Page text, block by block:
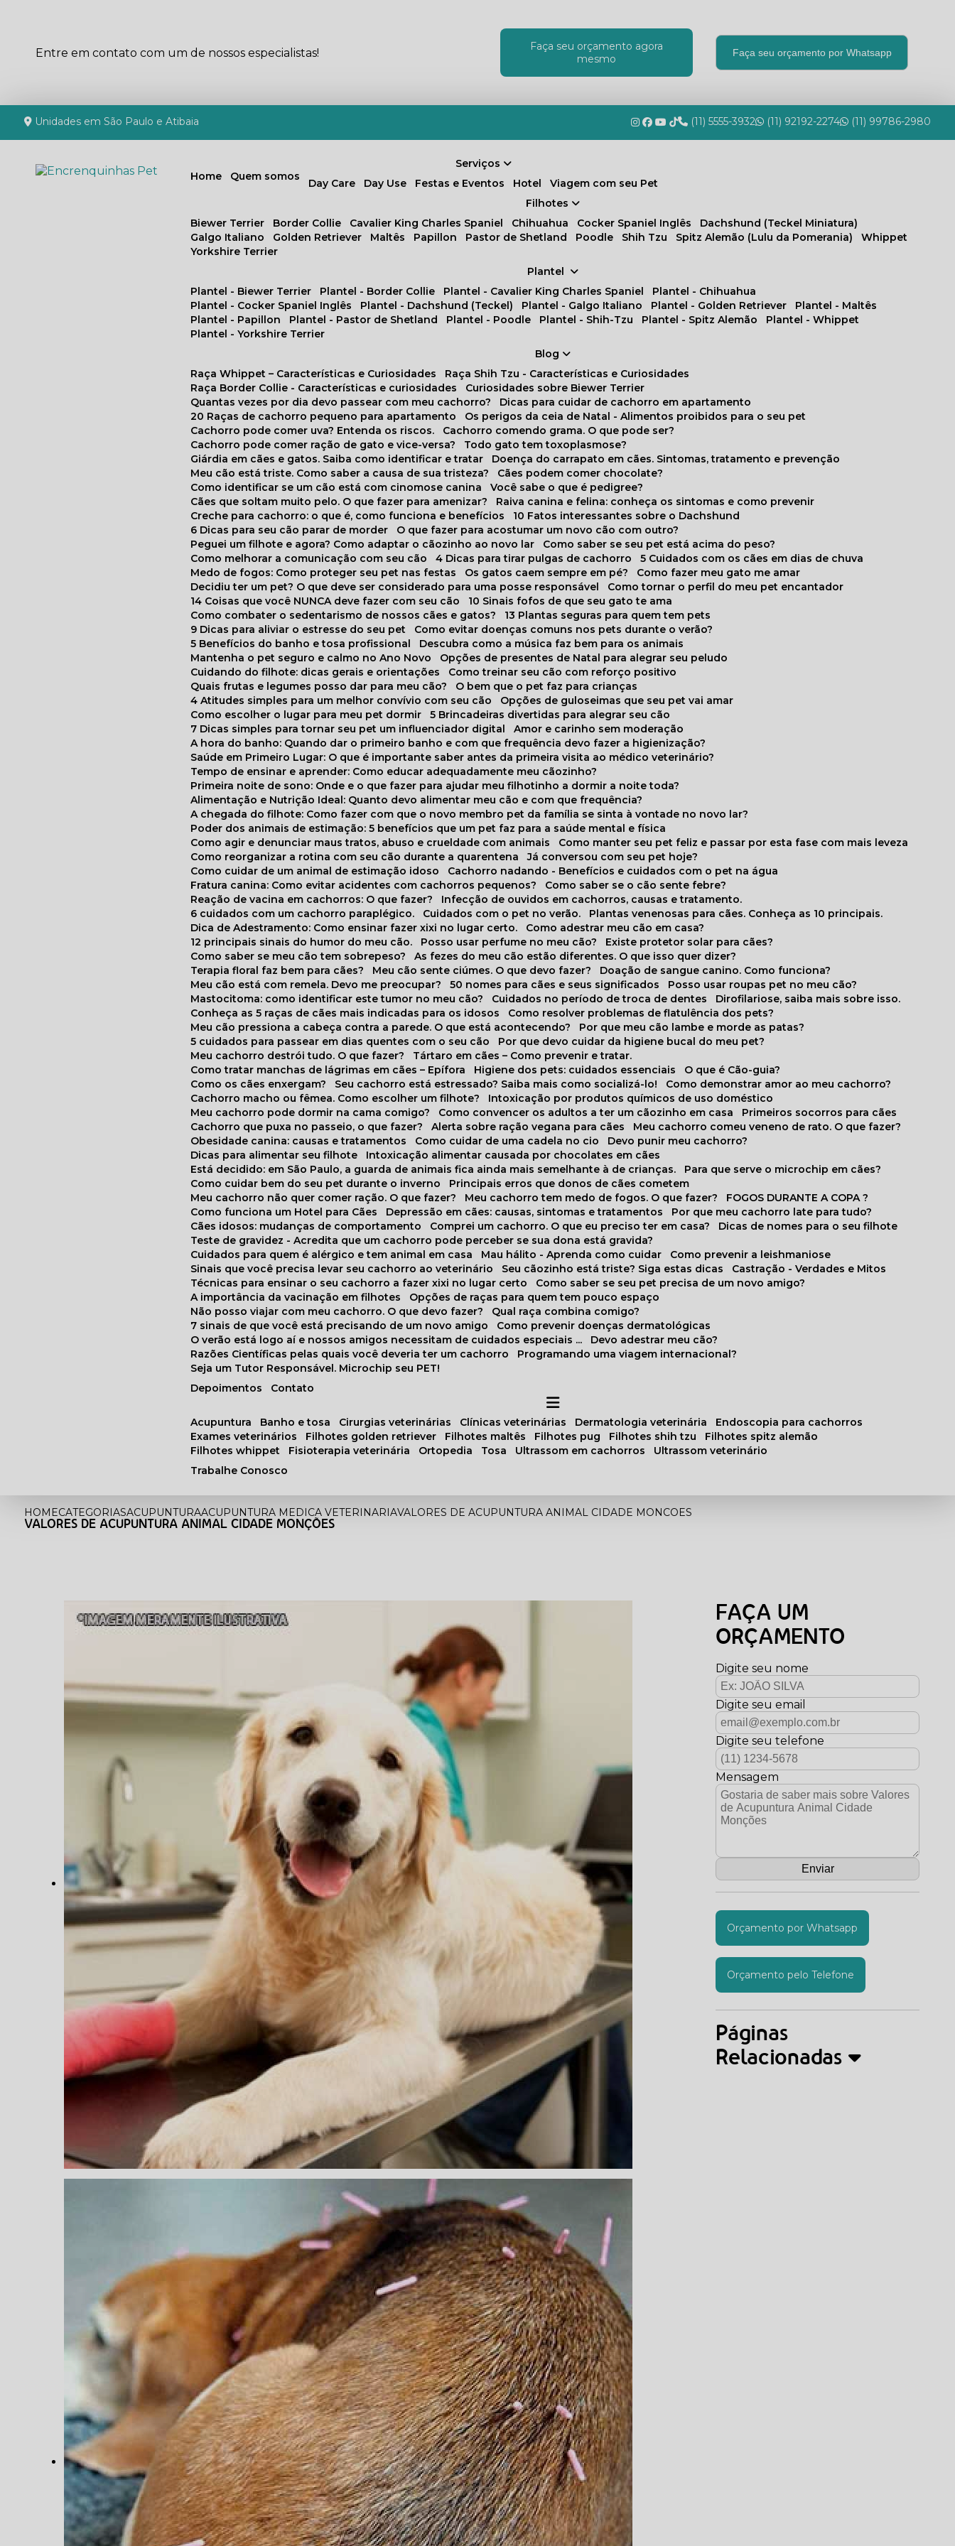
Entre em contato com um de nossos especialistas!
Faça seu orçamento agora
mesmo
Faça seu orçamento por Whatsapp
Unidades em São Paulo e Atibaia (11) 5555-3932 (11) 92192-2274 (11) 99786-2980
Home Quem somos
Depoimentos
Plantel
Plantel - Biewer Terrier
Plantel - Border Collie Plantel - Cavalier King Charles Spaniel
Plantel - Chihuahua
Plantel - Cocker Spaniel Inglês
Plantel - Dachshund (Teckel) Plantel - Galgo Italiano Plantel - Golden Retriever
Plantel - Maltês
Plantel - Papillon
Plantel - Pastor de Shetland Plantel - Poodle Plantel - Shih-Tzu Plantel - Spitz Alemão
Plantel - Whippet
Plantel - Yorkshire Terrier
Blog
Raça Whippet – Características e Curiosidades
Raça Shih Tzu - Características e Curiosidades
Raça Border Collie - Características e curiosidades
Curiosidades sobre Biewer Terrier
Quantas vezes por dia devo passear com meu cachorro?
Dicas para cuidar de cachorro em apartamento
20 Raças de cachorro pequeno para apartamento
Os perigos da ceia de Natal - Alimentos proibidos para o seu pet
Cachorro pode comer uva? Entenda os riscos.
Cachorro comendo grama. O que pode ser?
Cachorro pode comer ração de gato e vice-versa?
Todo gato tem toxoplasmose?
Giárdia em cães e gatos. Saiba como identificar e tratar
Doença do carrapato em cães. Sintomas, tratamento e prevenção
Meu cão está triste. Como saber a causa de sua tristeza?
Cães podem comer chocolate?
Como identificar se um cão está com cinomose canina
Você sabe o que é pedigree?
Cães que soltam muito pelo. O que fazer para amenizar?
Raiva canina e felina: conheça os sintomas e como prevenir
Creche para cachorro: o que é, como funciona e benefícios
10 Fatos interessantes sobre o Dachshund
6 Dicas para seu cão parar de morder
O que fazer para acostumar um novo cão com outro?
Peguei um filhote e agora? Como adaptar o cãozinho ao novo lar
Como saber se seu pet está acima do peso?
Como melhorar a comunicação com seu cão
4 Dicas para tirar pulgas de cachorro
5 Cuidados com os cães em dias de chuva
Medo de fogos: Como proteger seu pet nas festas
Os gatos caem sempre em pé?
Como fazer meu gato me amar
Decidiu ter um pet? O que deve ser considerado para uma posse responsável
Como tornar o perfil do meu pet encantador
14 Coisas que você NUNCA deve fazer com seu cão
10 Sinais fofos de que seu gato te ama
Como combater o sedentarismo de nossos cães e gatos?
13 Plantas seguras para quem tem pets
9 Dicas para aliviar o estresse do seu pet
Como evitar doenças comuns nos pets durante o verão?
5 Benefícios do banho e tosa profissional
Descubra como a música faz bem para os animais
Mantenha o pet seguro e calmo no Ano Novo
Opções de presentes de Natal para alegrar seu peludo
Cuidando do filhote: dicas gerais e orientações
Como treinar seu cão com reforço positivo
Quais frutas e legumes posso dar para meu cão?
O bem que o pet faz para crianças
4 Atitudes simples para um melhor convívio com seu cão
Opções de guloseimas que seu pet vai amar
Como escolher o lugar para meu pet dormir
5 Brincadeiras divertidas para alegrar seu cão
7 Dicas simples para tornar seu pet um influenciador digital
Amor e carinho sem moderação
A hora do banho: Quando dar o primeiro banho e com que frequência devo fazer a higienização?
Saúde em Primeiro Lugar: O que é importante saber antes da primeira visita ao médico veterinário?
Tempo de ensinar e aprender: Como educar adequadamente meu cãozinho?
Primeira noite de sono: Onde e o que fazer para ajudar meu filhotinho a dormir a noite toda?
Alimentação e Nutrição Ideal: Quanto devo alimentar meu cão e com que frequência?
A chegada do filhote: Como fazer com que o novo membro pet da família se sinta à vontade no novo lar?
Poder dos animais de estimação: 5 benefícios que um pet faz para a saúde mental e física
Como agir e denunciar maus tratos, abuso e crueldade com animais
Como manter seu pet feliz e passar por esta fase com mais leveza
Como reorganizar a rotina com seu cão durante a quarentena
Já conversou com seu pet hoje?
Como cuidar de um animal de estimação idoso
Cachorro nadando - Benefícios e cuidados com o pet na água
Fratura canina: Como evitar acidentes com cachorros pequenos?
Como saber se o cão sente febre?
Reação de vacina em cachorros: O que fazer?
Infecção de ouvidos em cachorros, causas e tratamento.
6 cuidados com um cachorro paraplégico.
Cuidados com o pet no verão.
Plantas venenosas para cães. Conheça as 10 principais.
Dica de Adestramento: Como ensinar fazer xixi no lugar certo.
Como adestrar meu cão em casa?
12 principais sinais do humor do meu cão.
Posso usar perfume no meu cão?
Existe protetor solar para cães?
Como saber se meu cão tem sobrepeso?
As fezes do meu cão estão diferentes. O que isso quer dizer?
Terapia floral faz bem para cães?
Meu cão sente ciúmes. O que devo fazer?
Doação de sangue canino. Como funciona?
Meu cão está com remela. Devo me preocupar?
50 nomes para cães e seus significados
Posso usar roupas pet no meu cão?
Mastocitoma: como identificar este tumor no meu cão?
Cuidados no período de troca de dentes
Dirofilariose, saiba mais sobre isso.
Conheça as 5 raças de cães mais indicadas para os idosos
Como resolver problemas de flatulência dos pets?
Meu cão pressiona a cabeça contra a parede. O que está acontecendo?
Por que meu cão lambe e morde as patas?
5 cuidados para passear em dias quentes com o seu cão
Por que devo cuidar da higiene bucal do meu pet?
Meu cachorro destrói tudo. O que fazer?
Tártaro em cães – Como prevenir e tratar.
Como tratar manchas de lágrimas em cães – Epífora
Higiene dos pets: cuidados essenciais
O que é Cão-guia?
Como os cães enxergam?
Seu cachorro está estressado? Saiba mais como socializá-lo!
Como demonstrar amor ao meu cachorro?
Cachorro macho ou fêmea. Como escolher um filhote?
Intoxicação por produtos químicos de uso doméstico
Meu cachorro pode dormir na cama comigo?
Como convencer os adultos a ter um cãozinho em casa
Primeiros socorros para cães
Cachorro que puxa no passeio, o que fazer?
Alerta sobre ração vegana para cães
Meu cachorro comeu veneno de rato. O que fazer?
Obesidade canina: causas e tratamentos
Como cuidar de uma cadela no cio
Devo punir meu cachorro?
Dicas para alimentar seu filhote
Intoxicação alimentar causada por chocolates em cães
Está decidido: em São Paulo, a guarda de animais fica ainda mais semelhante à de crianças.
Para que serve o microchip em cães?
Como cuidar bem do seu pet durante o inverno
Principais erros que donos de cães cometem
Meu cachorro não quer comer ração. O que fazer?
Meu cachorro tem medo de fogos. O que fazer?
FOGOS DURANTE A COPA ?
Como funciona um Hotel para Cães
Depressão em cães: causas, sintomas e tratamentos
Por que meu cachorro late para tudo?
Cães idosos: mudanças de comportamento
Comprei um cachorro. O que eu preciso ter em casa?
Dicas de nomes para o seu filhote
Teste de gravidez - Acredita que um cachorro pode perceber se sua dona está gravida?
Cuidados para quem é alérgico e tem animal em casa
Mau hálito - Aprenda como cuidar
Como prevenir a leishmaniose
Sinais que você precisa levar seu cachorro ao veterinário
Seu cãozinho está triste? Siga estas dicas
Castração - Verdades e Mitos
Técnicas para ensinar o seu cachorro a fazer xixi no lugar certo
Como saber se seu pet precisa de um novo amigo?
A importância da vacinação em filhotes
Opções de raças para quem tem pouco espaço
Não posso viajar com meu cachorro. O que devo fazer?
Qual raça combina comigo?
7 sinais de que você está precisando de um novo amigo
Como prevenir doenças dermatológicas
O verão está logo aí e nossos amigos necessitam de cuidados especiais ...
Devo adestrar meu cão?
Razões Científicas pelas quais você deveria ter um cachorro
Programando uma viagem internacional?
Seja um Tutor Responsável. Microchip seu PET!
Serviços
Day Care
Day Use Festas e Eventos Hotel
Viagem com seu Pet
Filhotes
Biewer Terrier
Border Collie Cavalier King Charles Spaniel Chihuahua Cocker Spaniel Inglês
Dachshund (Teckel Miniatura)
Galgo Italiano
Golden Retriever Maltês Papillon Pastor de Shetland Poodle Shih Tzu Spitz Alemão (Lulu da Pomerania)
Whippet
Yorkshire Terrier
Contato
acupuntura banho e tosa cirurgias veterinárias clínicas veterinárias dermatologia veterinária
endoscopia para cachorros
exames veterinários
filhotes golden retriever filhotes maltês filhotes pug filhotes shih tzu
filhotes spitz alemão
filhotes whippet
fisioterapia veterinária ortopedia tosa ultrassom em cachorros
ultrassom veterinário
Trabalhe Conosco
HOMECATEGORIASACUPUNTURAACUPUNTURA MEDICA VETERINARIAVALORES DE ACUPUNTURA ANIMAL CIDADE MONCOES
VALORES DE ACUPUNTURA ANIMAL CIDADE MONÇÕES
FAÇA UM
ORÇAMENTO
Digite seu nome
Digite seu email
Digite seu telefone
Mensagem
Orçamento por Whatsapp
Orçamento pelo Telefone
Páginas
Relacionadas